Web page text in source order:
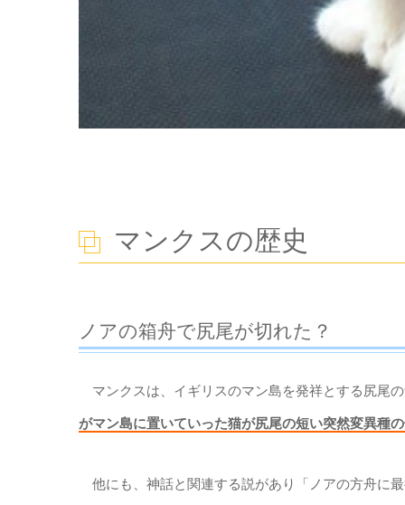
マンクスの歴史
ノアの箱舟で尻尾が切れた？
マンクスは、イギリスのマン島を発祥とする尻尾
がマン島に置いていった猫が尻尾の短い突然変異種
他にも、神話と関連する説があり「ノアの方舟に